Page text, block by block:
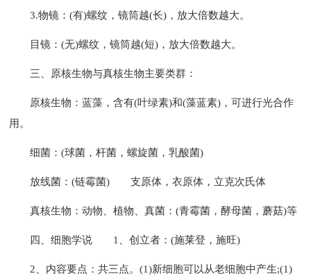
3.物镜：(有)螺纹，镜筒越(长)，放大倍数越大。
目镜：(无)螺纹，镜筒越(短)，放大倍数越大。
三、原核生物与真核生物主要类群：
原核生物：蓝藻，含有(叶绿素)和(藻蓝素)，可进行光合作
用。
细菌：(球菌，杆菌，螺旋菌，乳酸菌)
放线菌：(链霉菌) 支原体，衣原体，立克次氏体
真核生物：动物、植物、真菌：(青霉菌，酵母菌，蘑菇)等
四、细胞学说 1、创立者：(施莱登，施旺)
2、内容要点：共三点。(1)新细胞可以从老细胞中产生;(1)